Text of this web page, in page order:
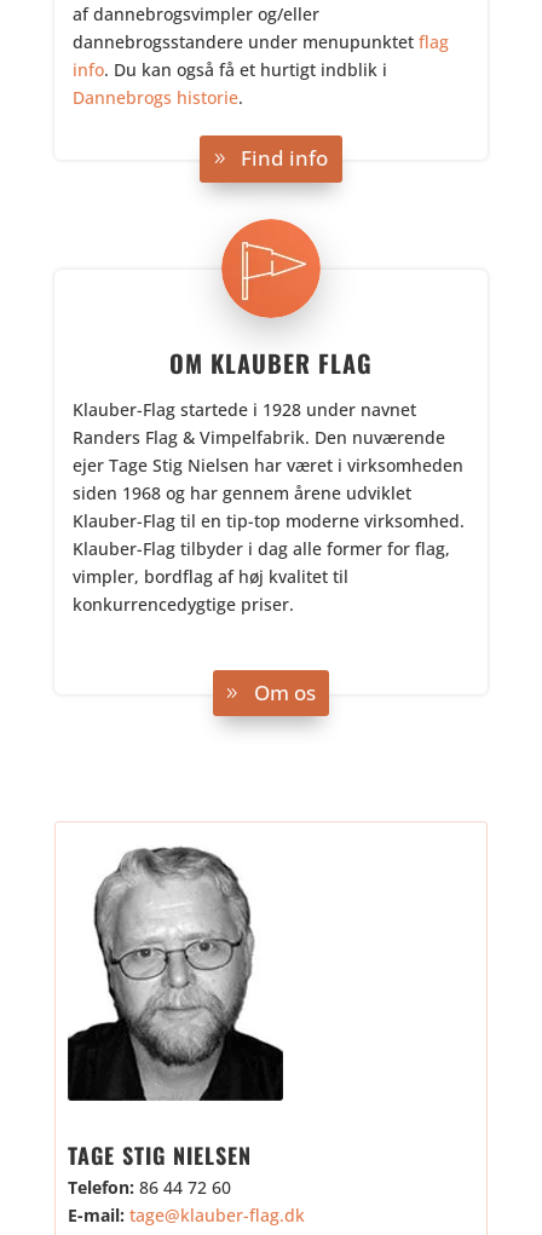
af dannebrogsvimpler og/eller
dannebrogsstandere under menupunktet flag
info. Du kan også få et hurtigt indblik i
Dannebrogs historie.
Find info
OM KLAUBER FLAG
Klauber-Flag startede i 1928 under navnet
Randers Flag & Vimpelfabrik. Den nuværende
ejer Tage Stig Nielsen har været i virksomheden
siden 1968 og har gennem årene udviklet
Klauber-Flag til en tip-top moderne virksomhed.
Klauber-Flag tilbyder i dag alle former for flag,
vimpler, bordflag af høj kvalitet til
konkurrencedygtige priser.
Om os
TAGE STIG NIELSEN
Telefon: 86 44 72 60
E-mail: tage@klauber-flag.dk